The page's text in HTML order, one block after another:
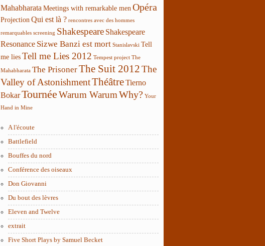
Mahabharata Meetings with remarkable men Opéra
Projection Qui est là ? rencontres avec des hommes
remarquables screening Shakespeare Shakespeare
Resonance Sizwe Banzi est mort Stanislavski Tell
me lies Tell me Lies 2012 Tempest project The
Mahabharata The PrisonerThe Suit 2012The
Valley of AstonishmentThéâtreTierno
BokarTournéeWarum WarumWhy? Your
Hand in Mine
A l'écoute
Battlefield
Bouffes du nord
Conférence des oiseaux
Don Giovanni
Du bout des lèvres
Eleven and Twelve
extrait
Five Short Plays by Samuel Becket